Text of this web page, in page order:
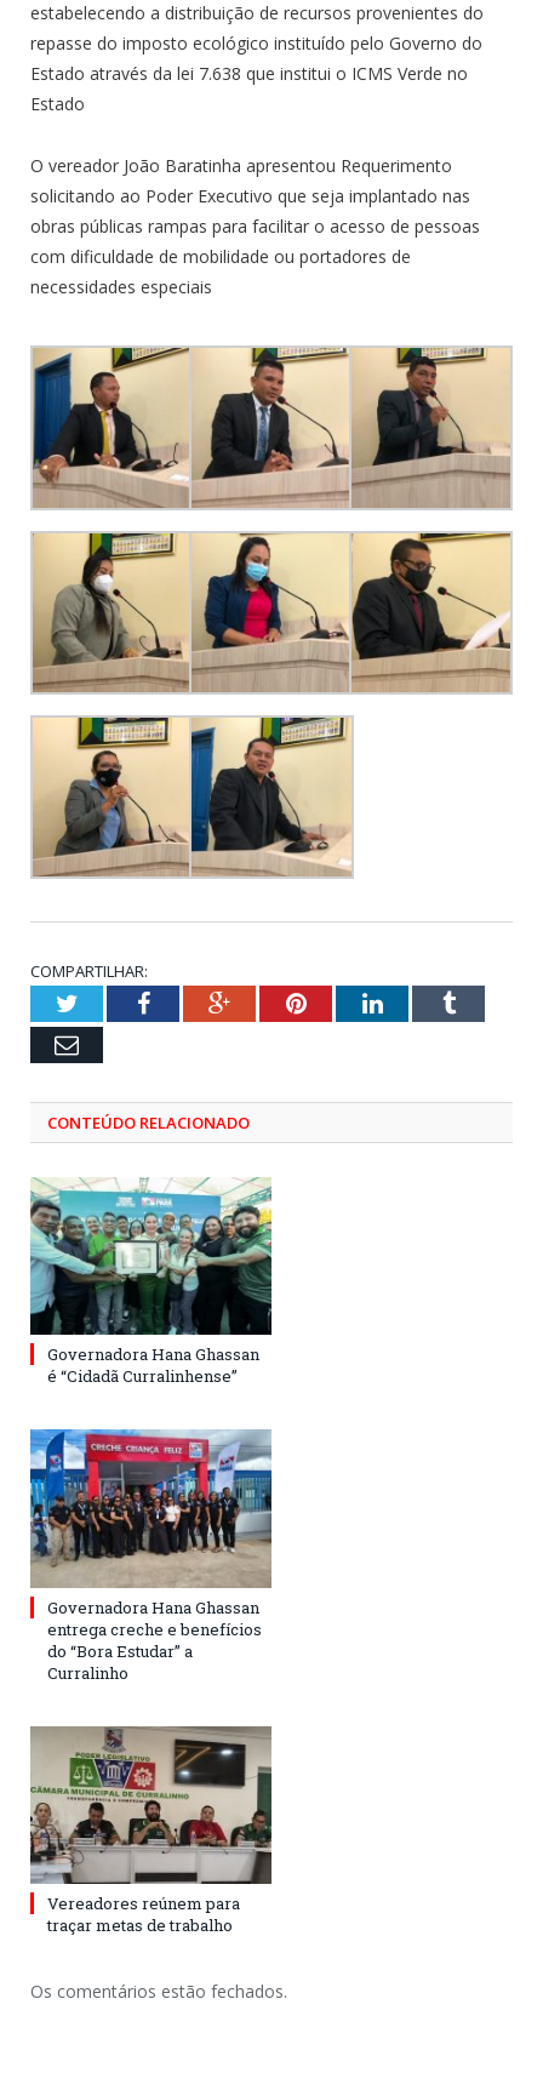
estabelecendo a distribuição de recursos provenientes do
repasse do imposto ecológico instituído pelo Governo do
Estado através da lei 7.638 que institui o ICMS Verde no
Estado
O vereador João Baratinha apresentou Requerimento
solicitando ao Poder Executivo que seja implantado nas
obras públicas rampas para facilitar o acesso de pessoas
com dificuldade de mobilidade ou portadores de
necessidades especiais
COMPARTILHAR:
TwitterFacebookGoogle+PinterestLinkedInTumblr
Email
CONTEÚDO RELACIONADO
Governadora Hana Ghassan
é “Cidadã Curralinhense”
Governadora Hana Ghassan
entrega creche e benefícios
do “Bora Estudar” a
Curralinho
Vereadores reúnem para
traçar metas de trabalho
Os comentários estão fechados.